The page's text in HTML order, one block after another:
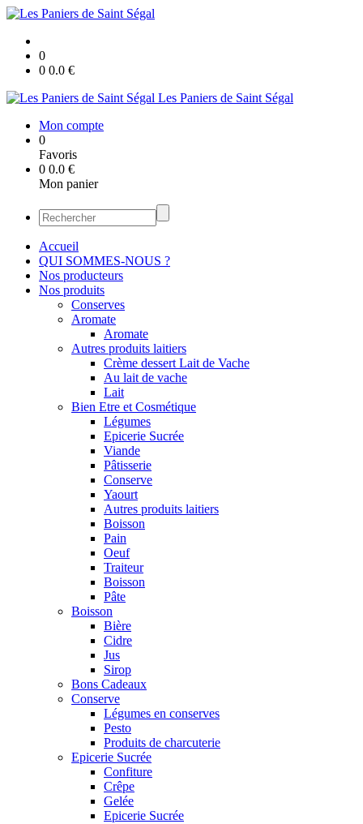
0
0 0.0 €
Les Paniers de Saint Ségal
Mon compte
0
Favoris
0 0.0 €
Mon panier
Accueil
QUI SOMMES-NOUS ?
Nos producteurs
Nos produits
Conserves
Aromate
Aromate
Autres produits laitiers
Crème dessert Lait de Vache
Au lait de vache
Lait
Bien Etre et Cosmétique
Légumes
Epicerie Sucrée
Viande
Pâtisserie
Conserve
Yaourt
Autres produits laitiers
Boisson
Pain
Oeuf
Traiteur
Boisson
Pâte
Boisson
Bière
Cidre
Jus
Sirop
Bons Cadeaux
Conserve
Légumes en conserves
Pesto
Produits de charcuterie
Epicerie Sucrée
Confiture
Crêpe
Gelée
Epicerie Sucrée